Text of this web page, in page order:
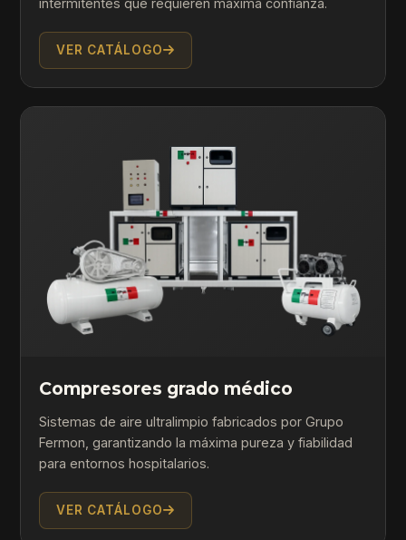
intermitentes que requieren máxima confianza.
VER CATÁLOGO
Compresores grado médico
Sistemas de aire ultralimpio fabricados por Grupo
Fermon, garantizando la máxima pureza y fiabilidad
para entornos hospitalarios.
VER CATÁLOGO